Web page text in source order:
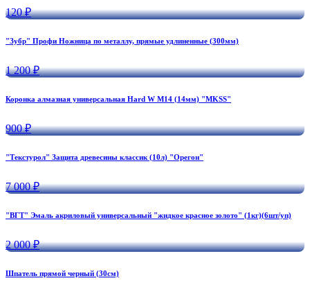
120 ₽
"Зубр" Профи Ножница по металлу, прямые удлиненные (300мм)
1 200 ₽
Коронка алмазная универсальная Hard W M14 (14мм) "MKSS"
900 ₽
"Текстурол" Защита древесины классик (10л) "Орегон"
7 000 ₽
"ВГТ" Эмаль акриловый универсальный "жидкое красное золото" (1кг)(6шт/уп)
2 000 ₽
Шпатель прямой черный (30см)